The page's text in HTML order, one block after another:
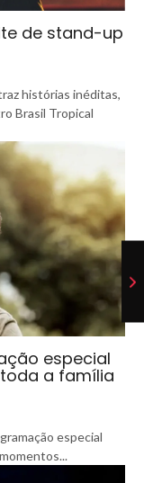
de stand-up
histórias inéditas,
Brasil Tropical
especial
a família
especial